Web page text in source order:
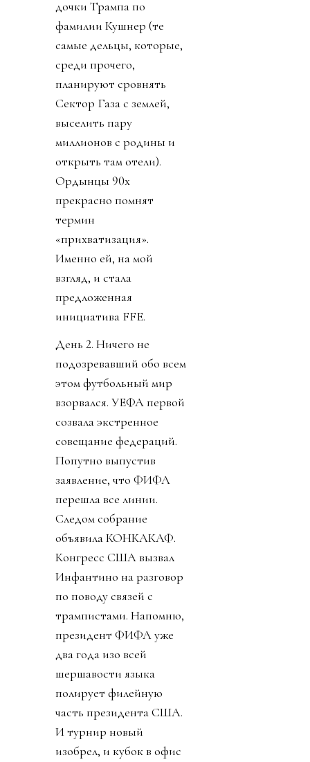
дочки Трампа по
фамилии Кушнер (те
самые дельцы, которые,
среди прочего,
планируют сровнять
Сектор Газа с землей,
выселить пару
миллионов с родины и
открыть там отели).
Ордынцы 90х
прекрасно помнят
термин
«прихватизация».
Именно ей, на мой
взгляд, и стала
предложенная
инициатива FFE.
День 2. Ничего не
подозревавший обо всем
этом футбольный мир
взорвался. УЕФА первой
созвала экстренное
совещание федераций.
Попутно выпустив
заявление, что ФИФА
перешла все линии.
Следом собрание
объявила КОНКАКАФ.
Конгресс США вызвал
Инфантино на разговор
по поводу связей с
трампистами. Напомню,
президент ФИФА уже
два года изо всей
шершавости языка
полирует филейную
часть президента США.
И турнир новый
изобрел, и кубок в офис